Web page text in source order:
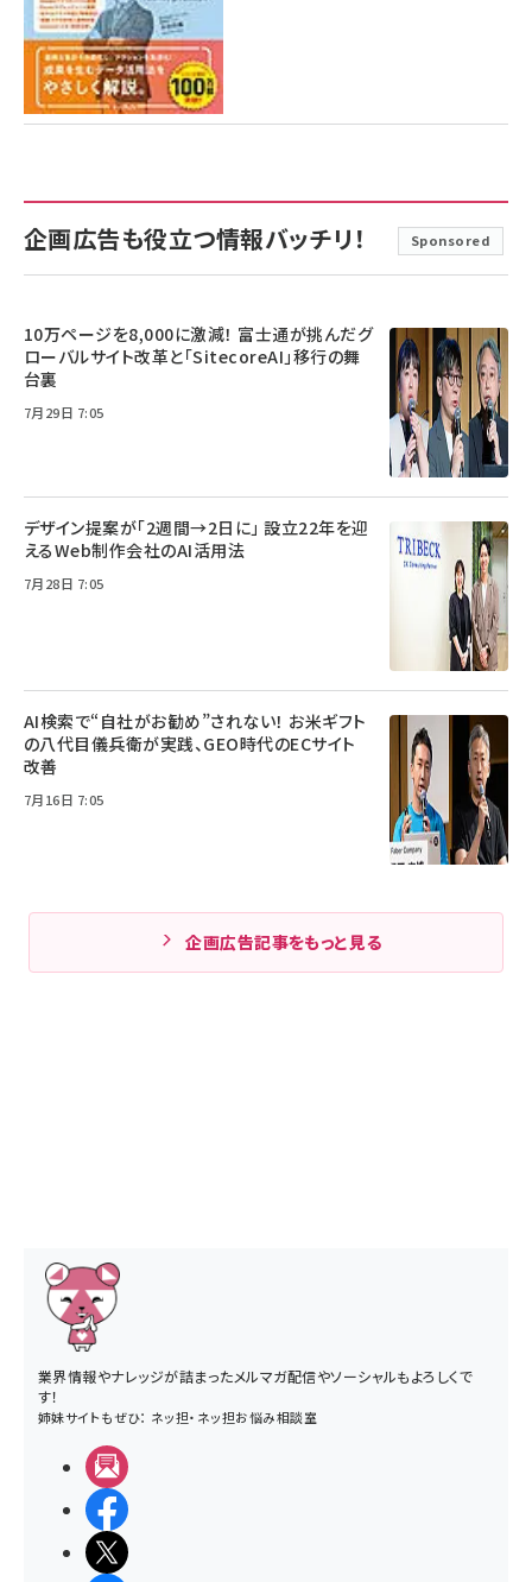
企画広告も役立つ情報バッチリ！ Sponsored
10万ページを8,000に激減！ 富士通が挑んだグ
ローバルサイト改革と「SitecoreAI」移行の舞
台裏
7月29日 7:05
デザイン提案が「2週間→2日に」 設立22年を迎
えるWeb制作会社のAI活用法
7月28日 7:05
AI検索で“自社がお勧め”されない！ お米ギフト
の八代目儀兵衛が実践、GEO時代のECサイト
改善
7月16日 7:05
企画広告記事をもっと見る
業界情報やナレッジが詰まったメルマガ配信やソーシャルもよろしくで
す！
姉妹サイトもぜひ： ネッ担・ ネッ担お悩み相談室